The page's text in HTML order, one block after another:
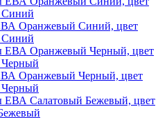
Оранжевый Синий, цвет
Синий
Оранжевый Черный, цвет
Черный